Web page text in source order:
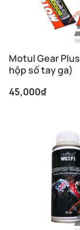
Motul Gear
hộp số tay ga)
45,000₫